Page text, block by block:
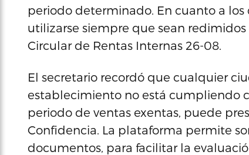
periodo determinado. En cuanto a
utilizarse siempre que sean
Circular de Rentas Internas 26-08.
El secretario recordó que cualquier
establecimiento no está cumpliendo
periodo de ventas exentas, puede
Confidencia. La plataforma permite
documentos, para facilitar la